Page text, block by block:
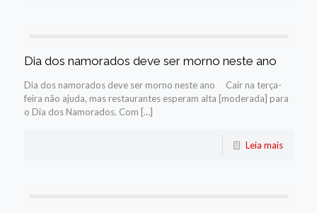
Dia dos namorados deve ser morno neste ano
Dia dos namorados deve ser morno neste ano Cair na terça-
feira não ajuda, mas restaurantes esperam alta [moderada] para
o Dia dos Namorados. Com […]
Leia mais